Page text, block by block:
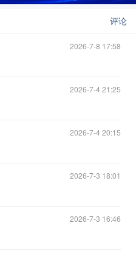
评论
2026-7-8 17:58
2026-7-4 21:25
2026-7-4 20:15
2026-7-3 18:01
2026-7-3 16:46